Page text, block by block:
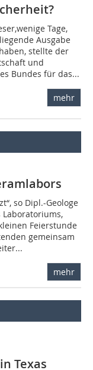
Tage,
Ausgabe
stellte der
und
Bundes für das...
mehr
so Dipl.-Geologe
Feierstunde
gemeinsam
mehr
Texas